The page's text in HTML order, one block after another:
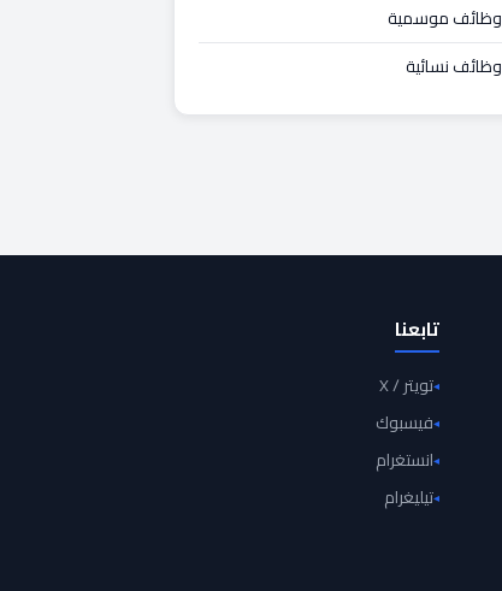
وظائف موسمية
وظائف نسائية
تابعنا
تويتر / X
فيسبوك
انستغرام
تيليغرام